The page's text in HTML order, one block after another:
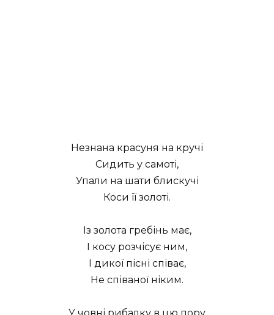
Незнана красуня на кручі
Сидить у самоті,
Упали на шати блискучі
Коси її золоті.
Із золота гребінь має,
І косу розчісує ним,
І дикої пісні співає,
Не співаної ніким.